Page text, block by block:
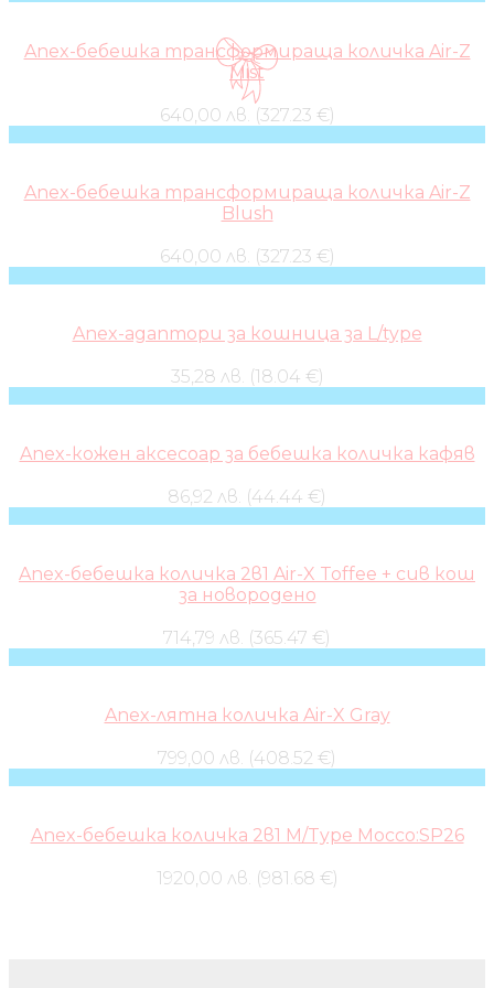
Anex-бебешка трансформираща количка Air-Z
Mist
640,00 лв. (327.23 €)
Anex-бебешка трансформираща количка Air-Z
Blush
640,00 лв. (327.23 €)
Anex-адаптори за кошница за L/type
35,28 лв. (18.04 €)
Anex-кожен аксесоар за бебешка количка кафяв
86,92 лв. (44.44 €)
Anex-бебешка количка 2в1 Air-X Toffee + сив кош
за новородено
714,79 лв. (365.47 €)
Anex-лятна количка Air-X Gray
799,00 лв. (408.52 €)
Anex-бебешка количка 2в1 M/Type Mocco:SP26
1920,00 лв. (981.68 €)